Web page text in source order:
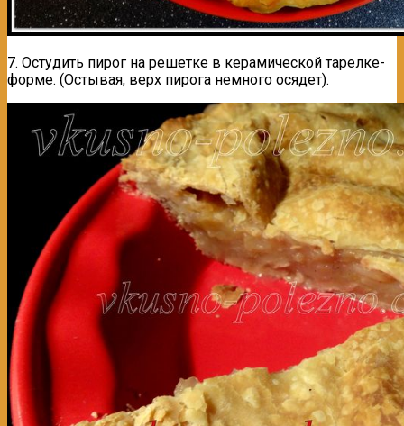
7. Остудить пирог на решетке в керамической тарелке-
форме. (Остывая, верх пирога немного осядет).